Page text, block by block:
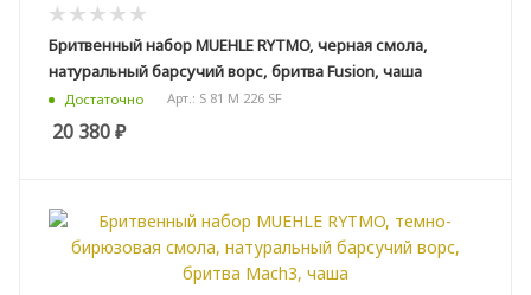
Бритвенный набор MUEHLE RYTMO, черная смола,
натуральный барсучий ворс, бритва Fusion, чаша
Достаточно Арт.: S 81 M 226 SF
20 380₽